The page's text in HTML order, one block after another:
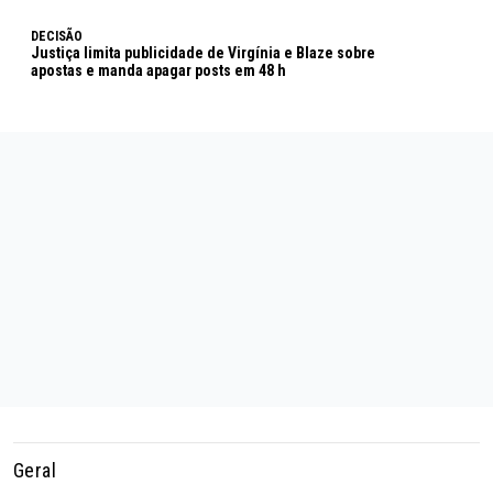
DECISÃO
Justiça limita publicidade de Virgínia e Blaze sobre
apostas e manda apagar posts em 48 h
Geral